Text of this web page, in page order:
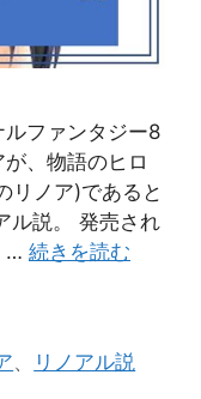
ファンタジー8
、物語のヒロ
リノア)であると
ル説。 発売され
… 続きを読む
、 リノアル説